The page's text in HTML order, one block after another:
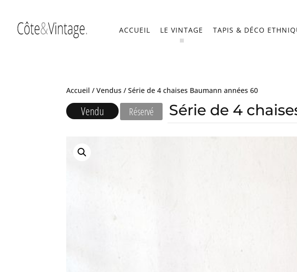
ACCUEIL LE VINTAGE TAPIS & DÉCO
Accueil /Vendus / Série de 4 chaises Baumann années 60
Vendu Réservé Série de 4